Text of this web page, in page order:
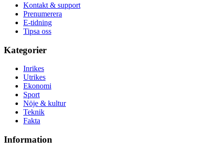
Kontakt & support
Prenumerera
E-tidning
Tipsa oss
Kategorier
Inrikes
Utrikes
Ekonomi
Sport
Nöje & kultur
Teknik
Fakta
Information